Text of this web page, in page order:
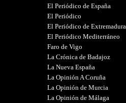
El Periódico de España
El Periódico
El Periódico de Extremadura
El Periódico Mediterráneo
Faro de Vigo
La Crónica de Badajoz
La Nueva España
La Opinión A Coruña
La Opinión de Murcia
La Opinión de Málaga